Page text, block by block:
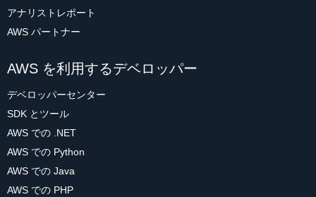
アナリストレポート
AWS パートナー
AWS を利用するデベロッパー
デベロッパーセンター
SDK とツール
AWS での .NET
AWS での Python
AWS での Java
AWS での PHP